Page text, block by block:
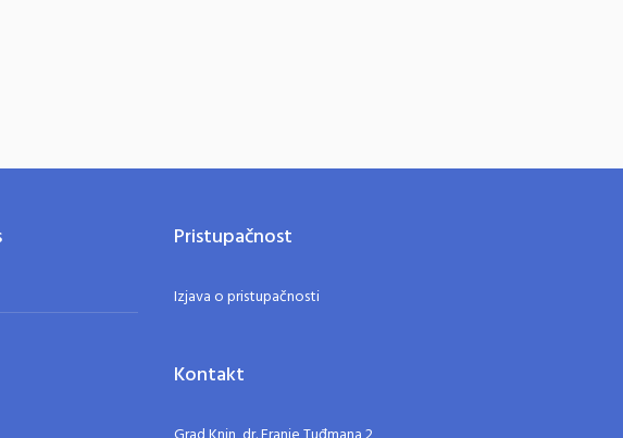
Pristupačnost
Izjava o pristupačnosti
Kontakt